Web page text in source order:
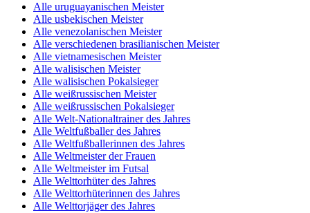
Alle uruguayanischen Meister
Alle usbekischen Meister
Alle venezolanischen Meister
Alle verschiedenen brasilianischen Meister
Alle vietnamesischen Meister
Alle walisischen Meister
Alle walisischen Pokalsieger
Alle weißrussischen Meister
Alle weißrussischen Pokalsieger
Alle Welt-Nationaltrainer des Jahres
Alle Weltfußballer des Jahres
Alle Weltfußballerinnen des Jahres
Alle Weltmeister der Frauen
Alle Weltmeister im Futsal
Alle Welttorhüter des Jahres
Alle Welttorhüterinnen des Jahres
Alle Welttorjäger des Jahres